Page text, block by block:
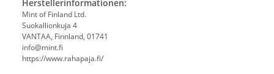
Herstellerinformationen:
Mint of Finland Ltd.
Suokallionkuja 4
VANTAA, Finnland, 01741
info@mint.fi
https://www.rahapaja.fi/